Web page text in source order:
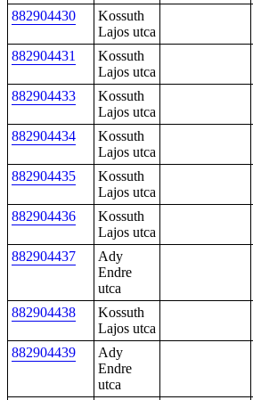
882904430
Kossuth
Lajos utca
882904431
Kossuth
Lajos utca
882904433
Kossuth
Lajos utca
882904434
Kossuth
Lajos utca
882904435
Kossuth
Lajos utca
882904436
Kossuth
Lajos utca
882904437
Ady
Endre
utca
882904438
Kossuth
Lajos utca
882904439
Ady
Endre
utca